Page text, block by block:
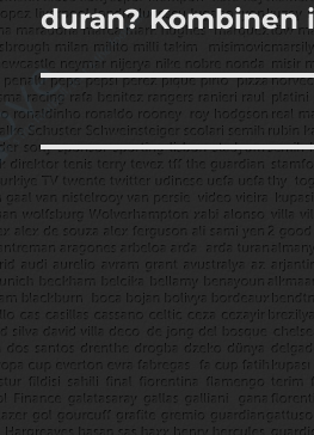
yazı:
duran? Kombinen